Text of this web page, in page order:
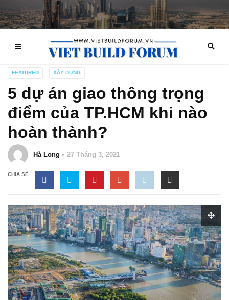
FEATURED XÂY DỰNG
5 dự án giao thông trọng
điểm của TP.HCM khi nào
hoàn thành?
Hà Long 27 Tháng 3, 2021
CHIA SẺ